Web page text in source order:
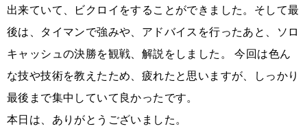
出来ていて、ビクロイをすることができました。そして最
後は、タイマンで強みや、アドバイスを行ったあと、ソロ
キャッシュの決勝を観戦、解説をしました。 今回は色ん
な技や技術を教えたため、疲れたと思いますが、しっかり
最後まで集中していて良かったです。
本日は、ありがとうございました。